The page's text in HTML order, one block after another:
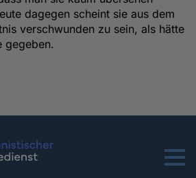
dagegen scheint sie aus dem
verschwunden zu sein, als hätte
gegeben.
Menu